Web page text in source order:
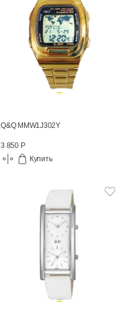
Q&Q MMW1J302Y
3 850 Р
Купить